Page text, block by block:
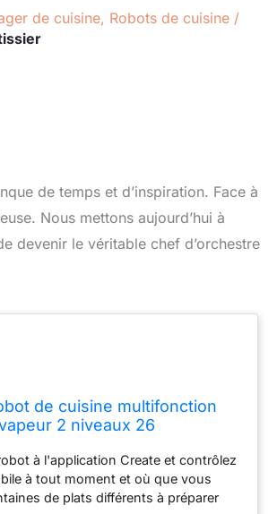
de cuisine, Robots de cuisine /
de temps et d’inspiration. Face à
Nous mettons aujourd’hui à
devenir le véritable chef d’orchestre
de cuisine multifonction
2 niveaux 26
à l'application Create et contrôlez
à tout moment et où que vous
de plats différents à préparer